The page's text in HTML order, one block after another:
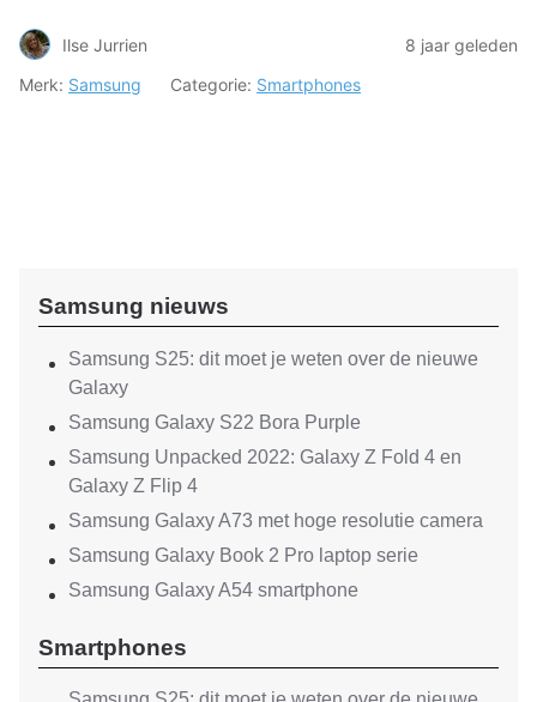
Ilse Jurrien
8 jaar geleden
Merk: Samsung Categorie: Smartphones
Samsung nieuws
Samsung S25: dit moet je weten over de nieuwe
Galaxy
Samsung Galaxy S22 Bora Purple
Samsung Unpacked 2022: Galaxy Z Fold 4 en
Galaxy Z Flip 4
Samsung Galaxy A73 met hoge resolutie camera
Samsung Galaxy Book 2 Pro laptop serie
Samsung Galaxy A54 smartphone
Smartphones